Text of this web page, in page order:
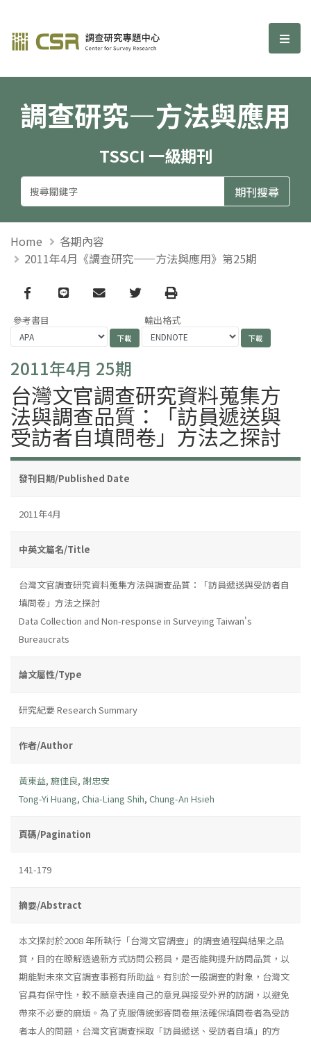
調查研究—方法與應用期刊 選
調查研究—方法與應用
TSSCI 一級期刊
Home
各期內容
2011年4月《調查研究——方法與應用》第25期
Facebook
line email TwitterPrint
參考書目 輸出格式
2011年4月 25期
台灣文官調查研究資料蒐集方
法與調查品質：「訪員遞送與
受訪者自填問卷」方法之探討
發刊日期/Published Date
2011年4月
中英文篇名/Title
台灣文官調查研究資料蒐集方法與調查品質：「訪員遞送與受訪者自
填問卷」方法之探討
Data Collection and Non-response in Surveying Taiwan's
Bureaucrats
論文屬性/Type
研究紀要 Research Summary
作者/Author
黃東益, 施佳良, 謝忠安
Tong-Yi Huang, Chia-Liang Shih, Chung-An Hsieh
頁碼/Pagination
141-179
摘要/Abstract
本文探討於2008 年所執行「台灣文官調查」的調查過程與結果之品
質，目的在瞭解透過新方式訪問公務員，是否能夠提升訪問品質，以
期能對未來文官調查事務有所助益。有別於一般調查的對象，台灣文
官具有保守性，較不願意表達自己的意見與接受外界的訪調，以避免
帶來不必要的麻煩。為了克服傳統郵寄問卷無法確保填問卷者為受訪
者本人的問題，台灣文官調查採取「訪員遞送、受訪者自填」的方